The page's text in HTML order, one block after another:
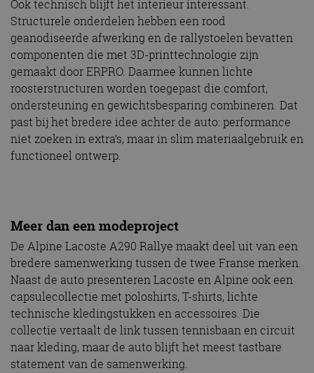
Ook technisch blijft het interieur interessant.
Structurele onderdelen hebben een rood
geanodiseerde afwerking en de rallystoelen bevatten
componenten die met 3D-printtechnologie zijn
gemaakt door ERPRO. Daarmee kunnen lichte
roosterstructuren worden toegepast die comfort,
ondersteuning en gewichtsbesparing combineren. Dat
past bij het bredere idee achter de auto: performance
niet zoeken in extra’s, maar in slim materiaalgebruik en
functioneel ontwerp.
Meer dan een modeproject
De Alpine Lacoste A290 Rallye maakt deel uit van een
bredere samenwerking tussen de twee Franse merken.
Naast de auto presenteren Lacoste en Alpine ook een
capsulecollectie met poloshirts, T-shirts, lichte
technische kledingstukken en accessoires. Die
collectie vertaalt de link tussen tennisbaan en circuit
naar kleding, maar de auto blijft het meest tastbare
statement van de samenwerking.